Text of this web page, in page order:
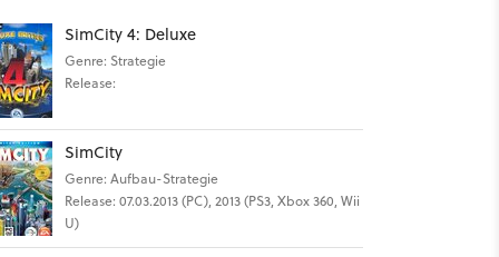
SimCity 4: Deluxe
Genre: Strategie
Release:
SimCity
Genre: Aufbau-Strategie
Release: 07.03.2013 (PC), 2013 (PS3, Xbox 360, Wii
U)